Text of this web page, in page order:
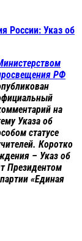
России: Указ об
РФ
на
Указа об
статусе
Коротко
– Указ об
Президентом
«Единая